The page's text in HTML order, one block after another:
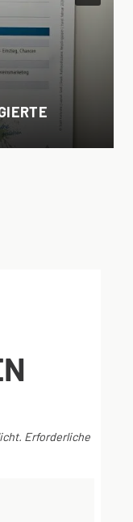
Erforderliche